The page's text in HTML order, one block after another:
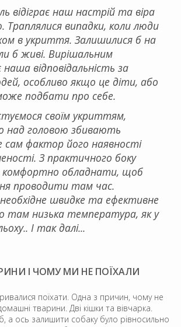
відіграє наш настрій та віра
Траплялися випадки, коли люди
в укриття. Залишилися б на
б живі. Вирішальним
відповідальність за
особливо якщо це діти, або
подбати про себе.
своїм укриттям,
над головою збивають
сам фактор його наявності
З практичного боку
комфортно обладнати, щоб
проводити там час.
швидке та ефективне
там низька температура, як у
І так далі...
І ЧОМУ МИ НЕ ПОЇХАЛИ
поїхати. Одна з причин, чому не
тварини. Дві кішки та вівчарка.
а ось залишити собаку було рівносильно